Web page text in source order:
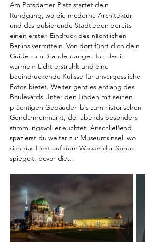
Am Potsdamer Platz startet dein
Rundgang, wo die moderne Architektur
und das pulsierende Stadtleben bereits
einen ersten Eindruck des nächtlichen
Berlins vermitteln. Von dort führt dich dein
Guide zum Brandenburger Tor, das in
warmem Licht erstrahlt und eine
beeindruckende Kulisse für unvergessliche
Fotos bietet. Weiter geht es entlang des
Boulevards Unter den Linden mit seinen
prächtigen Gebäuden bis zum historischen
Gendarmenmarkt, der abends besonders
stimmungsvoll erleuchtet. Anschließend
spazierst du weiter zur Museumsinsel, wo
sich das Licht auf dem Wasser der Spree
spiegelt, bevor die…